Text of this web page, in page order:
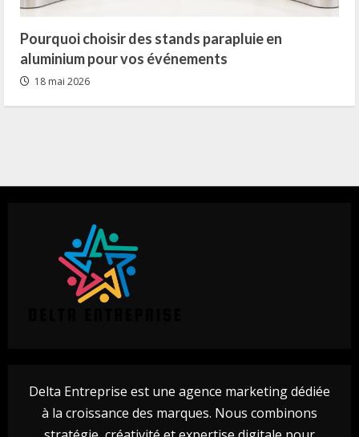
Pourquoi choisir des stands parapluie en
aluminium pour vos événements
18 mai 2026
Delta Entreprise est une agence marketing dédiée
à la croissance des marques. Nous combinons